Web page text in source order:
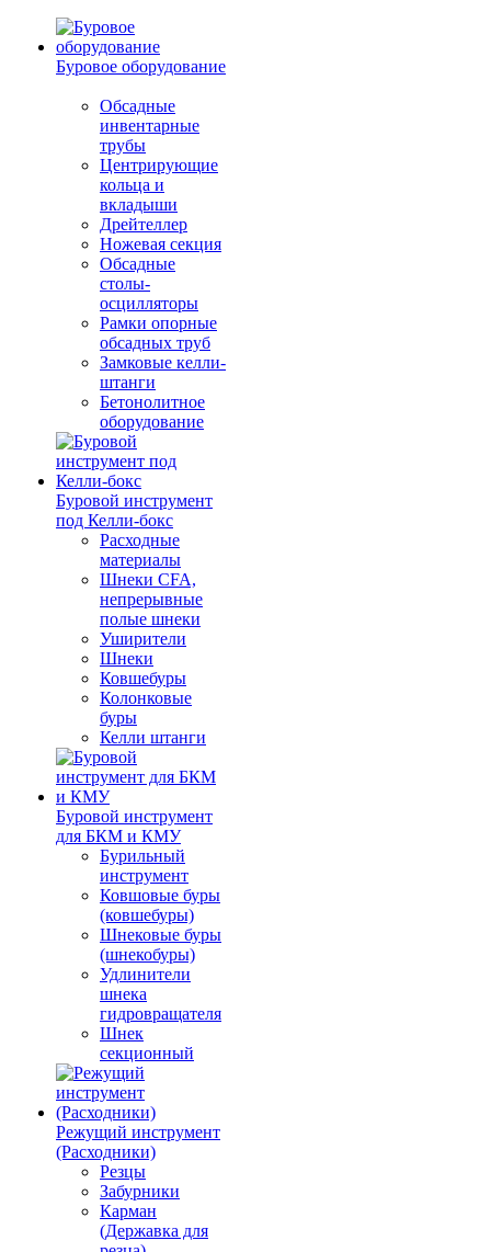
Буровое оборудование
Обсадные
инвентарные
трубы
Центрирующие
кольца и
вкладыши
Дрейтеллер
Ножевая секция
Обсадные
столы-
осцилляторы
Рамки опорные
обсадных труб
Замковые келли-
штанги
Бетонолитное
оборудование
Буровой инструмент
под Келли-бокс
Расходные
материалы
Шнеки CFA,
непрерывные
полые шнеки
Уширители
Шнеки
Ковшебуры
Колонковые
буры
Келли штанги
Буровой инструмент
для БКМ и КМУ
Бурильный
инструмент
Ковшовые буры
(ковшебуры)
Шнековые буры
(шнекобуры)
Удлинители
шнека
гидровращателя
Шнек
секционный
Режущий инструмент
(Расходники)
Резцы
Забурники
Карман
(Державка для